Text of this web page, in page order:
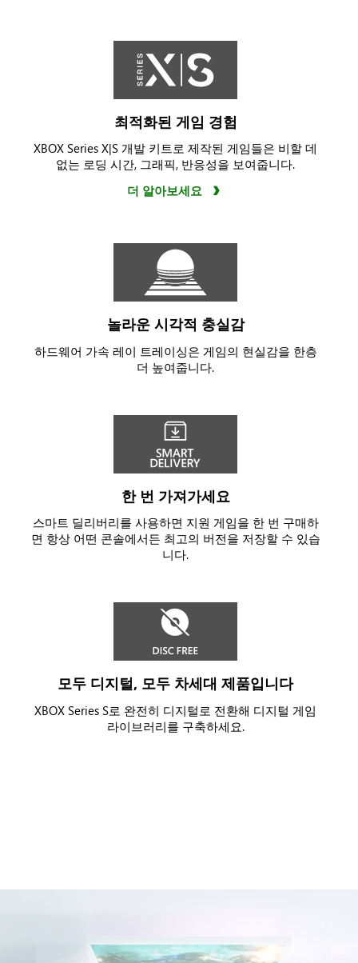
로
데
이
먼,
도
닉,
거
스
가
불
는
도
시
로
커
스
를
물
리
치
있
습
니
다.
최적화된 게임 경험
XBOX Series X|S 개발 키트로 제작된 게임들은 비할 데
없는 로딩 시간, 그래픽, 반응성을 보여줍니다.
더 알아보세요
놀라운 시각적 충실감
하드웨어 가속 레이 트레이싱은 게임의 현실감을 한층
더 높여줍니다.
한 번 가져가세요
스마트 딜리버리를 사용하면 지원 게임을 한 번 구매하
면 항상 어떤 콘솔에서든 최고의 버전을 저장할 수 있습
니다.
모두 디지털, 모두 차세대 제품입니다
XBOX Series S로 완전히 디지털로 전환해 디지털 게임
라이브러리를 구축하세요.